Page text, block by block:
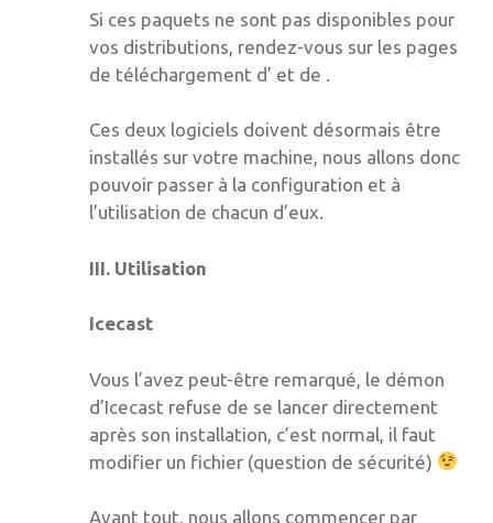
Si ces paquets ne sont pas disponibles pour
vos distributions, rendez-vous sur les pages
de téléchargement d’ et de .
Ces deux logiciels doivent désormais être
installés sur votre machine, nous allons donc
pouvoir passer à la configuration et à
l’utilisation de chacun d’eux.
III. Utilisation
Icecast
Vous l’avez peut-être remarqué, le démon
d’Icecast refuse de se lancer directement
après son installation, c’est normal, il faut
modifier un fichier (question de sécurité)
Avant tout, nous allons commencer par